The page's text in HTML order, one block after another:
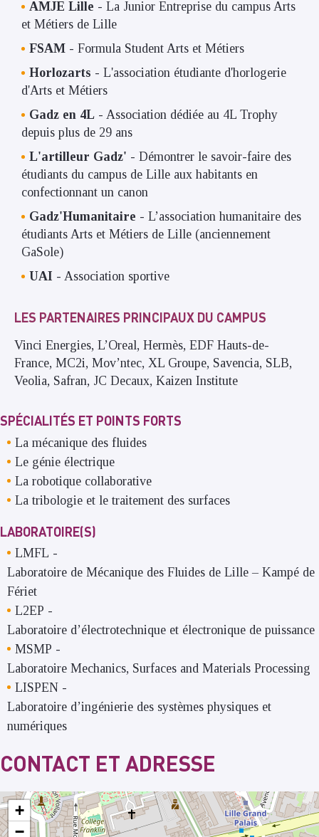
AMJE Lille - La Junior Entreprise du campus Arts
et Métiers de Lille
FSAM - Formula Student Arts et Métiers
Horlozarts - L'association étudiante d'horlogerie
d'Arts et Métiers
Gadz en 4L - Association dédiée au 4L Trophy
depuis plus de 29 ans
L'artilleur Gadz' - Démontrer le savoir-faire des
étudiants du campus de Lille aux habitants en
confectionnant un canon
Gadz'Humanitaire - L’association humanitaire des
étudiants Arts et Métiers de Lille (anciennement
GaSole)
UAI - Association sportive
LES PARTENAIRES PRINCIPAUX DU CAMPUS
Vinci Energies, L’Oreal, Hermès, EDF Hauts-de-
France, MC2i, Mov’ntec, XL Groupe, Savencia, SLB,
Veolia, Safran, JC Decaux, Kaizen Institute
SPÉCIALITÉS ET POINTS FORTS
La mécanique des fluides
Le génie électrique
La robotique collaborative
La tribologie et le traitement des surfaces
LABORATOIRE(S)
LMFL -
Laboratoire de Mécanique des Fluides de Lille – Kampé de
Fériet
L2EP -
Laboratoire d’électrotechnique et électronique de puissance
MSMP -
Laboratoire Mechanics, Surfaces and Materials Processing
LISPEN -
Laboratoire d’ingénierie des systèmes physiques et
numériques
CONTACT ET ADRESSE
+
−